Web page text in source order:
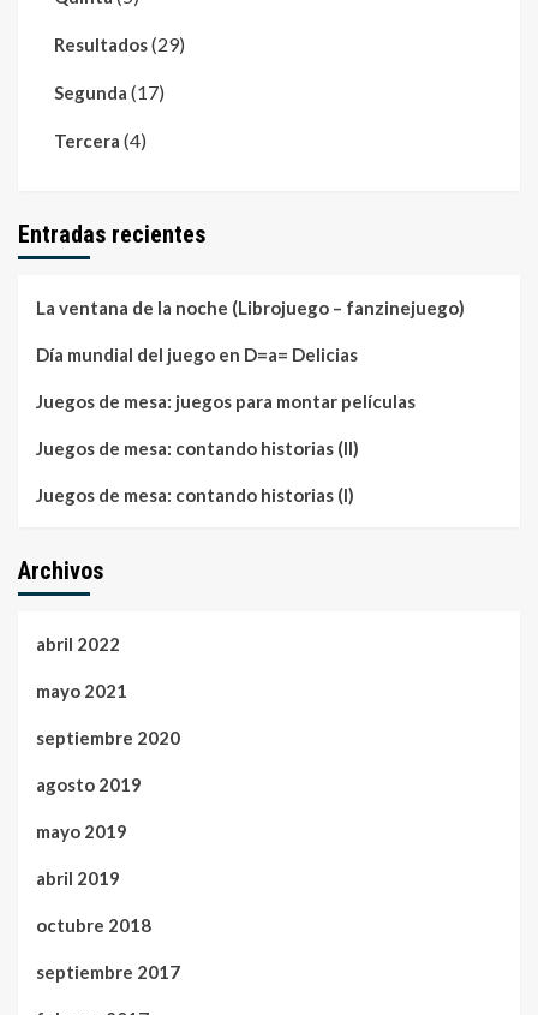
Resultados(29)
Segunda (17)
Tercera (4)
Entradas recientes
La ventana de la noche (Librojuego – fanzinejuego)
Día mundial del juego en D=a= Delicias
Juegos de mesa: juegos para montar películas
Juegos de mesa: contando historias (II)
Juegos de mesa: contando historias (I)
Archivos
abril 2022
mayo 2021
septiembre 2020
agosto 2019
mayo 2019
abril 2019
octubre 2018
septiembre 2017